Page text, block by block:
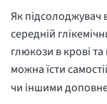
Як підсолоджувач
середній
глюкози в крові
можна їсти
чи іншими